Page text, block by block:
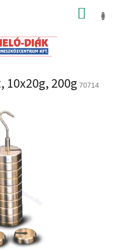
KOSÁR
10x20g, 200g 70714